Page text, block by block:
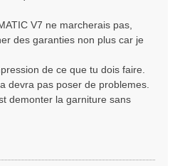
V7 ne marcherais pas,
des garanties non plus car je
de ce que tu dois faire.
devra pas poser de problemes.
demonter la garniture sans